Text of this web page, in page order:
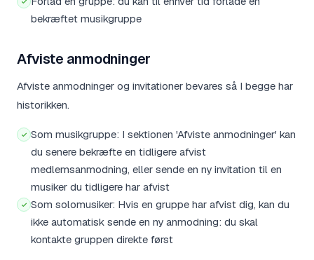
bekræftet musikgruppe
Afviste anmodninger
Afviste anmodninger og invitationer bevares så I begge har
historikken.
Som musikgruppe: I sektionen 'Afviste anmodninger' kan
du senere bekræfte en tidligere afvist
medlemsanmodning, eller sende en ny invitation til en
musiker du tidligere har afvist
Som solomusiker: Hvis en gruppe har afvist dig, kan du
ikke automatisk sende en ny anmodning: du skal
kontakte gruppen direkte først